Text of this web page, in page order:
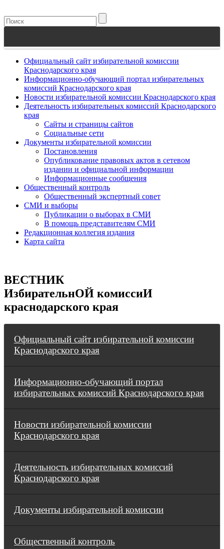
Официальный сайт избирательной комиссии
Краснодарского края
Информационно-обучающий портал избирательных
комиссий Краснодарского края
Новости избирательной комиссии Краснодарского края
Деятельность избирательных комиссий Краснодарского
края
Сайты и страницы сайтов
Социальные сети
Документы избирательной комиссии
Постановления
Опубликование правовых актов в сетевом
издании и официальной информации
Информационные сообщения
Общественный контроль
Общественный экспертный совет
СМИ и выборы
Публикации о выборах в СМИ
В помощь представителям СМИ
Редакционная коллегия издания
Карта сайта
ВЕСТНИК
ИзбирательнОЙ комиссиИ
краснодарского края
Официальный сайт избирательной комиссии
Краснодарского края
Информационно-обучающий портал
избирательных комиссий Краснодарского края
Новости избирательной комиссии
Краснодарского края
Деятельность избирательных комиссий
Краснодарского края
Документы избирательной комиссии
Общественный контроль